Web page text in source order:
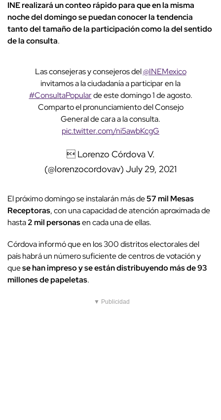
INE realizará un conteo rápido para que en la misma
noche del domingo se puedan conocer la tendencia
tanto del tamaño de la participación como la del sentido
de la consulta.
Las consejeras y consejeros del@INEMexico
invitamos a la ciudadanía a participar en la
#ConsultaPopularde este domingo 1 de agosto.
Comparto el pronunciamiento del Consejo
General de cara a la consulta.
pic.twitter.com/ni5awbKcgG
 Lorenzo Córdova V.
(@lorenzocordovav) July 29, 2021
El próximo domingo se instalarán más de57 mil Mesas
Receptoras, con una capacidad de atención aproximada de
hasta2 mil personasen cada una de ellas.
Córdova informó que en los 300 distritos electorales del
país habrá un número suficiente de centros de votación y
quese han impreso y se están distribuyendo más de 93
millones de papeletas.
▼ Publicidad